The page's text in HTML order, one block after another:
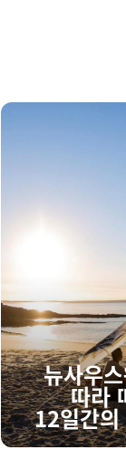
뉴사우
따라
12일간